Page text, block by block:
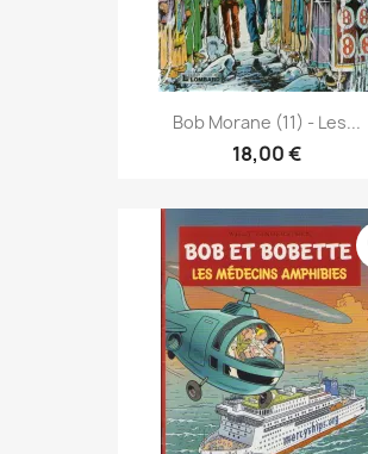
Bob Morane (11) - Les...
18,00 €